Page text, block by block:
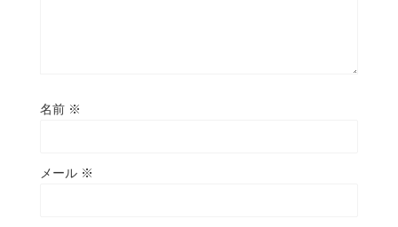
名前 ※
メール ※